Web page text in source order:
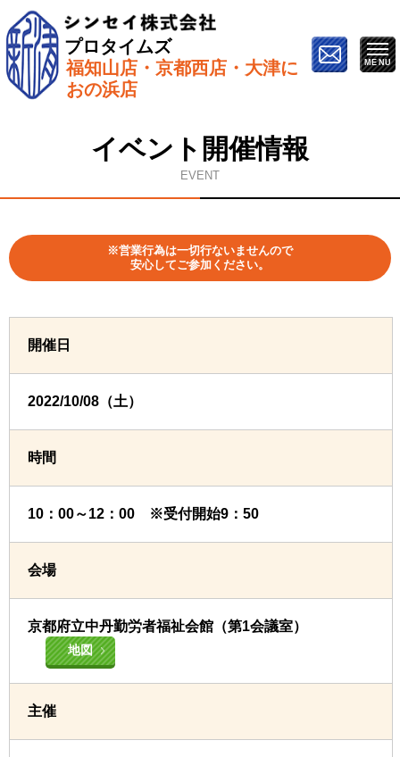
プロタイムズ
福知山店・京都西店・大津に
おの浜店
ホーム»イベント情報»10月8日【福知山市で開催】屋
根&外壁塗り替え勉強会
イベント開催情報
EVENT
※営業行為は一切行ないませんので
安心してご参加ください。
開催日
2022/10/08（土）
時間
10：00～12：00 ※受付開始9：50
会場
京都府立中丹勤労者福祉会館（第1会議室）
地図
主催